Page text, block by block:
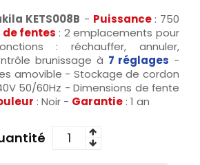
KETS008B - Puissance : 750
fentes : 2 emplacements pour
: réchauffer, annuler,
brunissage à 7 réglages -
amovible - Stockage de cordon
50/60Hz - Dimensions de fente
: Noir - Garantie : 1 an